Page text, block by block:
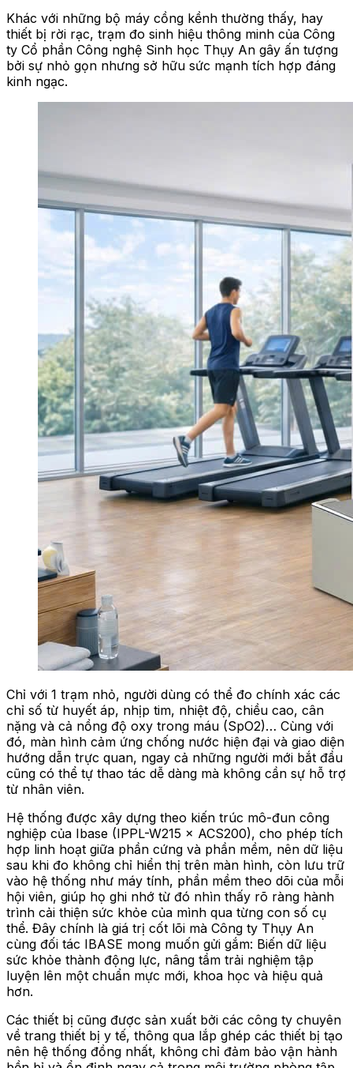
Khác với những bộ máy cồng kềnh thường thấy, hay
thiết bị rời rạc, trạm đo sinh hiệu thông minh của Công
ty Cổ phần Công nghệ Sinh học Thụy An gây ấn tượng
bởi sự nhỏ gọn nhưng sở hữu sức mạnh tích hợp đáng
kinh ngạc.
Chỉ với 1 trạm nhỏ, người dùng có thể đo chính xác các
chỉ số từ huyết áp, nhịp tim, nhiệt độ, chiều cao, cân
nặng và cả nồng độ oxy trong máu (SpO2)… Cùng với
đó, màn hình cảm ứng chống nước hiện đại và giao diện
hướng dẫn trực quan, ngay cả những người mới bắt đầu
cũng có thể tự thao tác dễ dàng mà không cần sự hỗ trợ
từ nhân viên.
Hệ thống được xây dựng theo kiến trúc mô-đun công
nghiệp của Ibase (IPPL-W215 × ACS200), cho phép tích
hợp linh hoạt giữa phần cứng và phần mềm, nên dữ liệu
sau khi đo không chỉ hiển thị trên màn hình, còn lưu trữ
vào hệ thống như máy tính, phần mềm theo dõi của mỗi
hội viên, giúp họ ghi nhớ từ đó nhìn thấy rõ ràng hành
trình cải thiện sức khỏe của mình qua từng con số cụ
thể. Đây chính là giá trị cốt lõi mà Công ty Thụy An
cùng đối tác IBASE mong muốn gửi gắm: Biến dữ liệu
sức khỏe thành động lực, nâng tầm trải nghiệm tập
luyện lên một chuẩn mực mới, khoa học và hiệu quả
hơn.
Các thiết bị cũng được sản xuất bởi các công ty chuyên
về trang thiết bị y tế, thông qua lắp ghép các thiết bị tạo
nên hệ thống đồng nhất, không chỉ đảm bảo vận hành